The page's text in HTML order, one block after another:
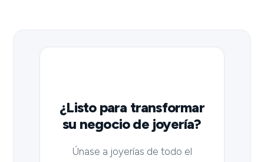
¿Listo para transformar
su negocio de joyería?
Únase a joyerías de todo el